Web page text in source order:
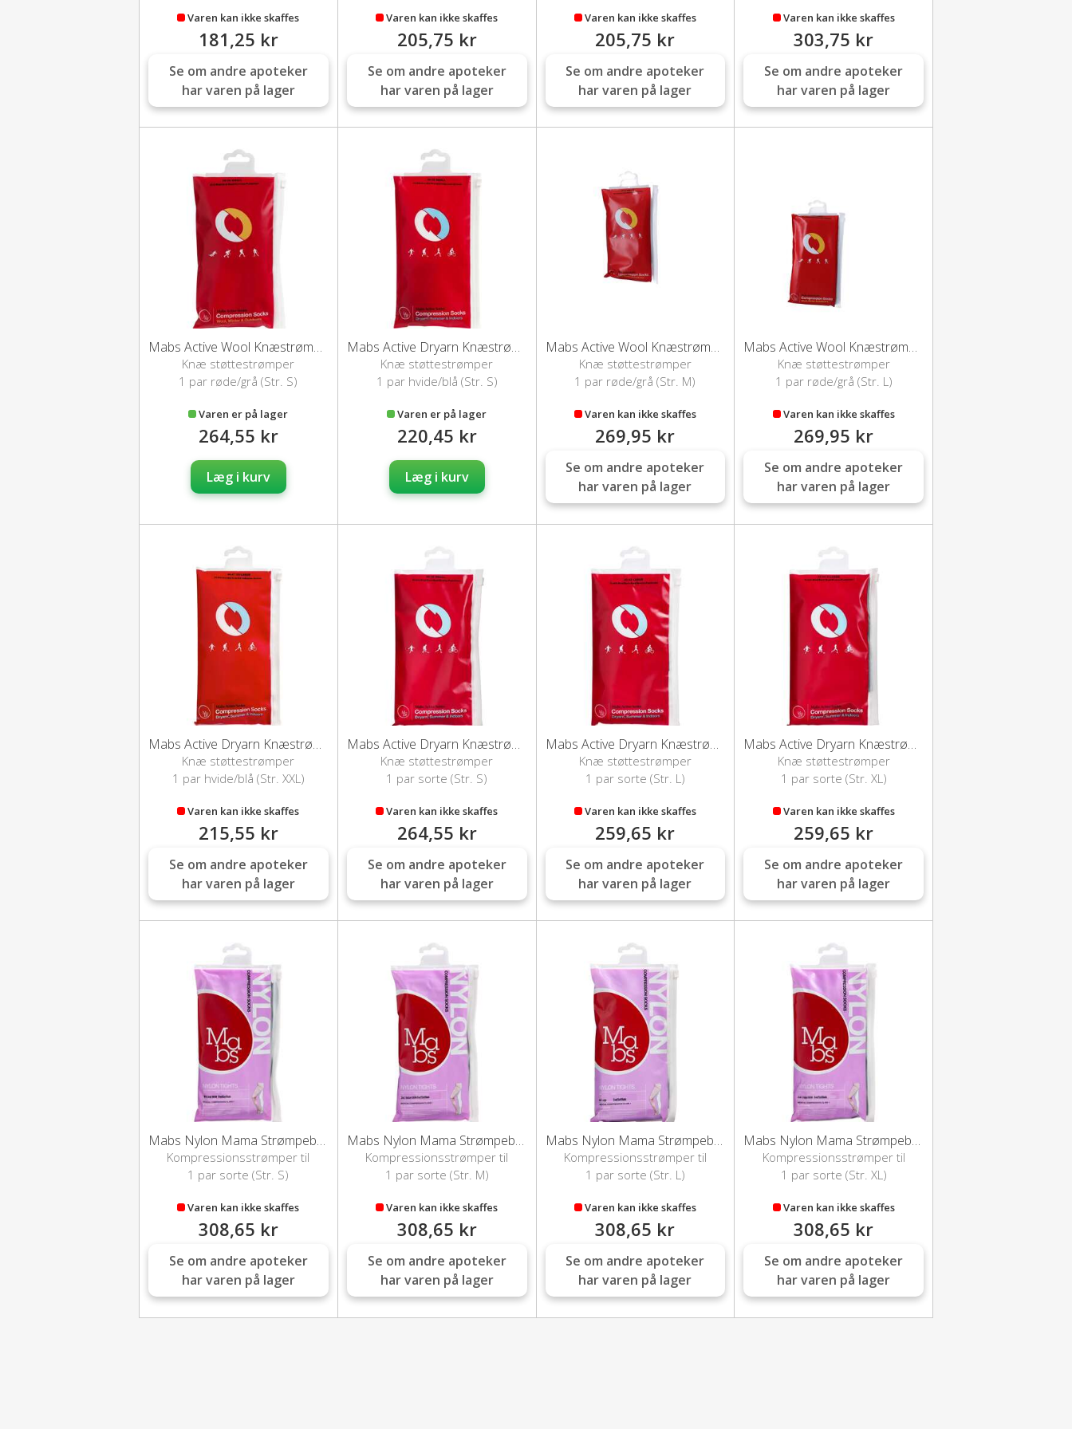
Varen kan ikke skaffes
181,25 kr
Se om andre apoteker
har varen på lager
Varen kan ikke skaffes
205,75 kr
Se om andre apoteker
har varen på lager
Varen kan ikke skaffes
205,75 kr
Se om andre apoteker
har varen på lager
Varen kan ikke skaffes
303,75 kr
Se om andre apoteker
har varen på lager
Mabs Active Wool Knæstrømpe (grå/rød-S)
Knæ støttestrømper
1 par røde/grå (Str. S)
Varen er på lager
264,55 kr
Læg i kurv
Mabs Active Dryarn Knæstrømpe (hvid/blå-S)
Knæ støttestrømper
1 par hvide/blå (Str. S)
Varen er på lager
220,45 kr
Læg i kurv
Mabs Active Wool Knæstrømpe (grå/rød-M)
Knæ støttestrømper
1 par røde/grå (Str. M)
Varen kan ikke skaffes
269,95 kr
Se om andre apoteker
har varen på lager
Mabs Active Wool Knæstrømpe (grå/rød-L)
Knæ støttestrømper
1 par røde/grå (Str. L)
Varen kan ikke skaffes
269,95 kr
Se om andre apoteker
har varen på lager
Mabs Active Dryarn Knæstrømpe (hvid/blå-XXL)
Knæ støttestrømper
1 par hvide/blå (Str. XXL)
Varen kan ikke skaffes
215,55 kr
Se om andre apoteker
har varen på lager
Mabs Active Dryarn Knæstrømpe (Sort-S)
Knæ støttestrømper
1 par sorte (Str. S)
Varen kan ikke skaffes
264,55 kr
Se om andre apoteker
har varen på lager
Mabs Active Dryarn Knæstrømpe (Sort-L)
Knæ støttestrømper
1 par sorte (Str. L)
Varen kan ikke skaffes
259,65 kr
Se om andre apoteker
har varen på lager
Mabs Active Dryarn Knæstrømpe (Sort-XL)
Knæ støttestrømper
1 par sorte (Str. XL)
Varen kan ikke skaffes
259,65 kr
Se om andre apoteker
har varen på lager
Mabs Nylon Mama Strømpebuks (Sort/S)
Kompressionsstrømper til
gravide
1 par sorte (Str. S)
Varen kan ikke skaffes
308,65 kr
Se om andre apoteker
har varen på lager
Mabs Nylon Mama Strømpebuks (Sort/M)
Kompressionsstrømper til
gravide
1 par sorte (Str. M)
Varen kan ikke skaffes
308,65 kr
Se om andre apoteker
har varen på lager
Mabs Nylon Mama Strømpebuks (Sort/L)
Kompressionsstrømper til
gravide
1 par sorte (Str. L)
Varen kan ikke skaffes
308,65 kr
Se om andre apoteker
har varen på lager
Mabs Nylon Mama Strømpebuks (Sort/XL)
Kompressionsstrømper til
gravide
1 par sorte (Str. XL)
Varen kan ikke skaffes
308,65 kr
Se om andre apoteker
har varen på lager